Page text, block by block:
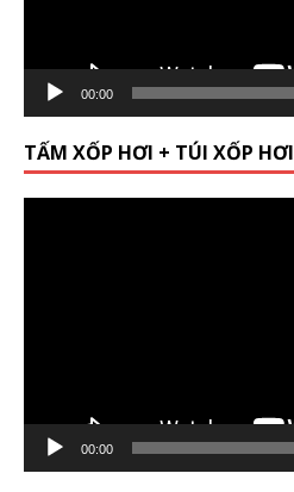
00:00
TẤM XỐP HƠI + TÚI XỐP HƠI
00:00